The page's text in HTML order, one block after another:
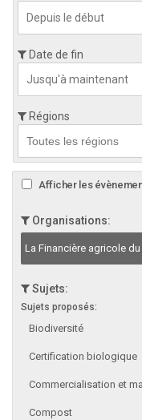
Date de fin
Régions
Afficher les
Organisations:
La Financière agricole du
Sujets:
Sujets proposés:
Biodiversité
Certification biologique
Commercialisation et
Compost